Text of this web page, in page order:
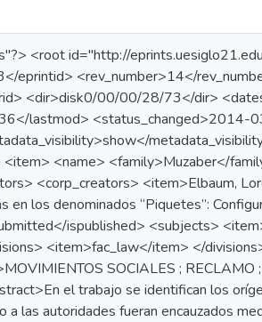
<root id="http://
eprintid> <rev_number>14</
<dir>disk0/00/00/28/73</dir>
lastmod> <status_changed>2014-
<name> <family>Muzaber</
<corp_creators> <item>Elbaum,
los denominados “Piquetes”:
ispublished> <subjects>
<item>fac_law</item> </
SOCIALES ; RECLAMO ;
el trabajo se identifican los
las autoridades fueran encauzados